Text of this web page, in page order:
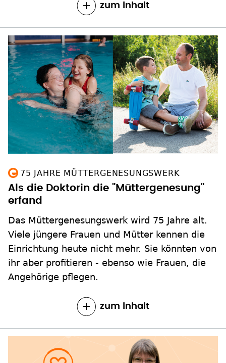
zum Inhalt
75 JAHRE MÜTTERGENESUNGSWERK
Als die Doktorin die "Müttergenesung"
erfand
Das Müttergenesungswerk wird 75 Jahre alt.
Viele jüngere Frauen und Mütter kennen die
Einrichtung heute nicht mehr. Sie könnten von
ihr aber profitieren - ebenso wie Frauen, die
Angehörige pflegen.
zum Inhalt